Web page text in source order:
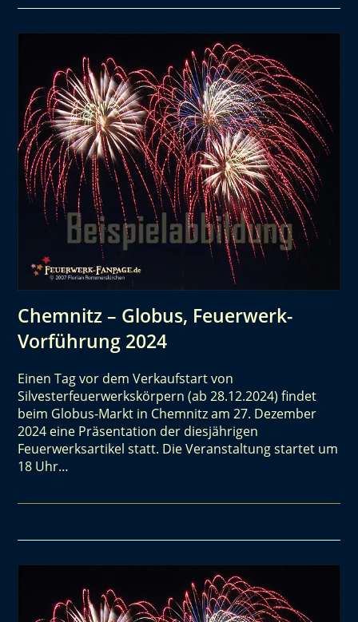
Chemnitz – Globus, Feuerwerk-
Vorführung 2024
Einen Tag vor dem Verkaufstart von
Silvesterfeuerwerkskörpern (ab 28.12.2024) findet
beim Globus-Markt in Chemnitz am 27. Dezember
2024 eine Präsentation der diesjährigen
Feuerwerksartikel statt. Die Veranstaltung startet um
18 Uhr…